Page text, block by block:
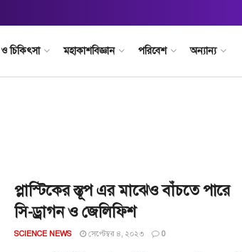
ও চিকিৎসা মহাকাশবিজ্ঞান পরিবেশ অন্যান্য
প্লাস্টিকের স্তূপ এর মাঝেও বাঁচতে পারে
সি-ড্রাগন ও জেলিফিশ
SCIENCE NEWS সেপ্টেম্বর ৪, ২০২৩ 0